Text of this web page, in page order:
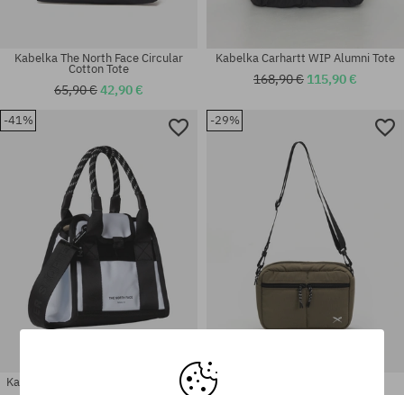
univerzálna veľkosť univerzálna veľkosť
Kabelka The North Face Circular
Cotton Tote
65,90 €42,90 €
Kabelka Carhartt WIP Alumni Tote
168,90 € 115,90 €
-41%
Kabelka The North Face Base Camp
-29%